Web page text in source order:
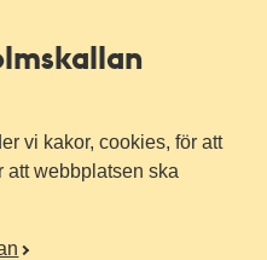
vi kakor, cookies, för att
att webbplatsen ska